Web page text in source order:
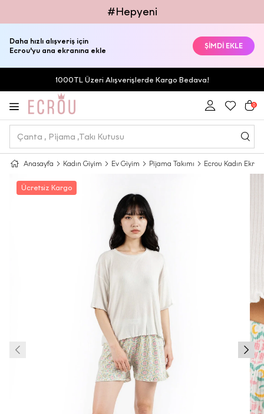
#Hepyeni
Daha hızlı alışveriş için
Ecrou'yu ana ekranına ekle
ŞİMDİ EKLE
1000TL Üzeri Alışverişlerde Kargo Bedava!
0
Anasayfa Kadın Giyim Ev Giyim Pijama Takımı Ecrou Kadın Ekru
Ücretsiz Kargo